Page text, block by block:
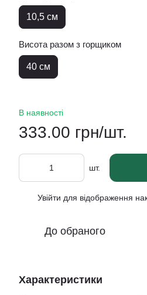
10,5 см
Висота разом з горщиком
40 см
В наявності
333.00 грн/шт.
шт.
Увійти для відображення
До обраного
Характеристики